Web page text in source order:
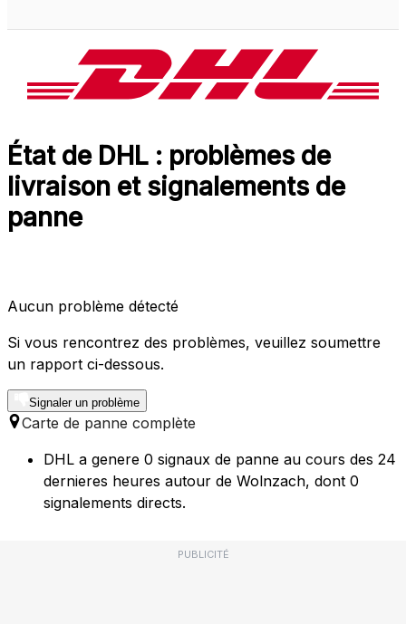
État de DHL : problèmes de
livraison et signalements de
panne
Aucun problème détecté
Si vous rencontrez des problèmes, veuillez soumettre
un rapport ci-dessous.
Signaler un problème
Carte de panne complète
DHL a genere 0 signaux de panne au cours des 24
dernieres heures autour de Wolnzach, dont 0
signalements directs.
PUBLICITÉ